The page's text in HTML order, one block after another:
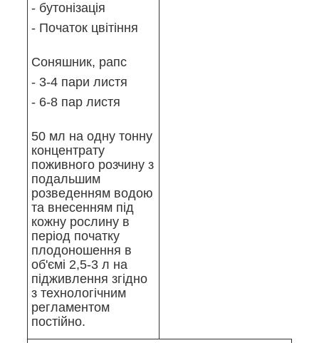
- бутонізація
- Початок цвітіння
Соняшник, рапс
- 3-4 пари листя
- 6-8 пар листя
50 мл на одну тонну
концентрату
поживного розчину з
подальшим
розведенням водою
та внесенням під
кожну рослину в
період початку
плодоношення в
об'ємі 2,5-3 л на
підживлення згідно
з технологічним
регламентом
постійно.